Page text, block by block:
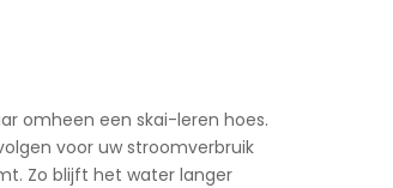
omheen een skai-leren hoes.
voor uw stroomverbruik
Zo blijft het water langer